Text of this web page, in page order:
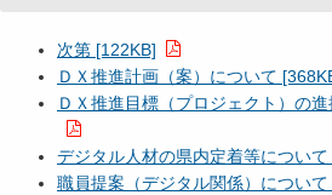
次第 [122KB]
ＤＸ推進計画（案）について
ＤＸ推進目標（プロジェクト）の
デジタル人材の県内定着等について
職員提案（デジタル関係）について